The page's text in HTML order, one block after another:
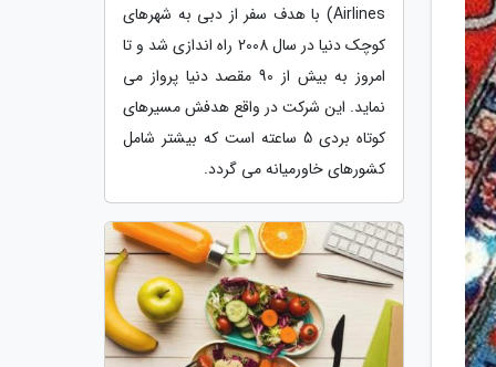
Airlines) با هدف سفر از دبی به شهرهای
کوچک دنیا در سال 2008 راه اندازی شد و تا
امروز به بیش از 90 مقصد دنیا پرواز می
نماید. این شرکت در واقع هدفش مسیرهای
کوتاه بردی 5 ساعته است که بیشتر شامل
کشورهای خاورمیانه می گردد.